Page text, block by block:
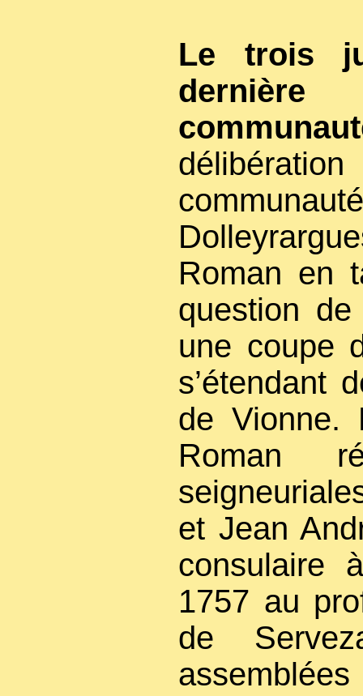
Le trois
Roman en
question de
une coupe
s’étendant
de Vionne.
Roman
et Jean
consulaire
1757 au
de